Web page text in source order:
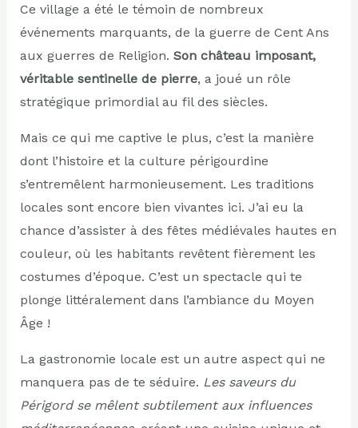
Ce village a été le témoin de nombreux
événements marquants, de la guerre de Cent Ans
aux guerres de Religion. Son château imposant,
véritable sentinelle de pierre, a joué un rôle
stratégique primordial au fil des siècles.
Mais ce qui me captive le plus, c’est la manière
dont l’histoire et la culture périgourdine
s’entremêlent harmonieusement. Les traditions
locales sont encore bien vivantes ici. J’ai eu la
chance d’assister à des fêtes médiévales hautes en
couleur, où les habitants revêtent fièrement les
costumes d’époque. C’est un spectacle qui te
plonge littéralement dans l’ambiance du Moyen
Âge !
La gastronomie locale est un autre aspect qui ne
manquera pas de te séduire. Les saveurs du
Périgord se mêlent subtilement aux influences